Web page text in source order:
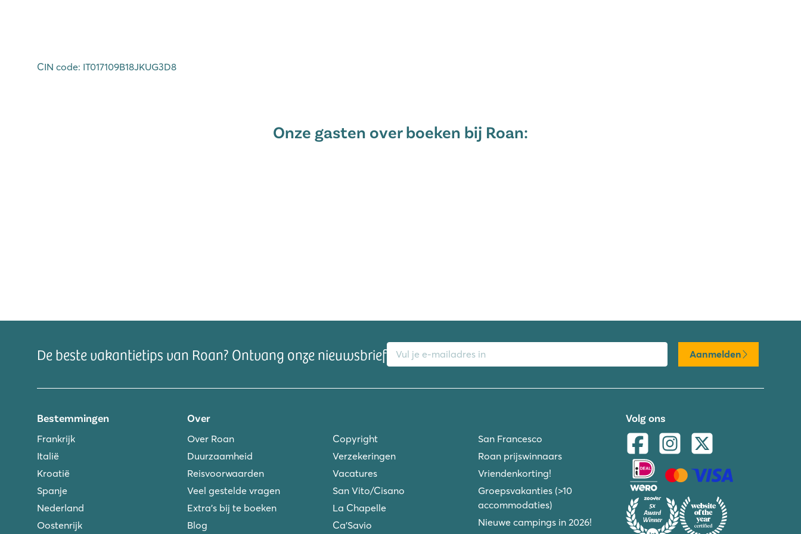
CIN code: IT017109B18JKUG3D8
Onze gasten over boeken bij Roan:
De beste vakantietips van Roan? Ontvang onze nieuwsbrief
E-mailadres
Aanmelden
Bestemmingen
Frankrijk
Italië
Kroatië
Spanje
Nederland
Oostenrijk
Over
Over Roan
Duurzaamheid
Reisvoorwaarden
Veel gestelde vragen
Extra's bij te boeken
Blog
Copyright
Verzekeringen
Vacatures
San Vito/Cisano
La Chapelle
Ca'Savio
San Francesco
Roan prijswinnaars
Vriendenkorting!
Groepsvakanties (>10
accommodaties)
Nieuwe campings in 2026!
Volg ons